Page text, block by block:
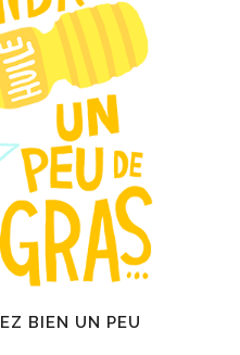
BIEN UN PEU